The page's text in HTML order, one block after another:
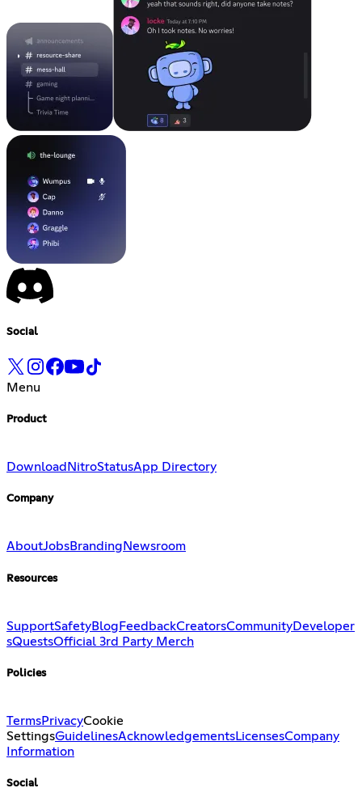
Social
Menu
Product
Download NitroStatusApp Directory
Company
AboutJobsBranding Newsroom
Resources
SupportSafetyBlog FeedbackCreatorsCommunityDeveloper
sQuestsOfficial 3rd Party Merch
Policies
TermsPrivacyCookie
SettingsGuidelinesAcknowledgementsLicensesCompany
Information
Social